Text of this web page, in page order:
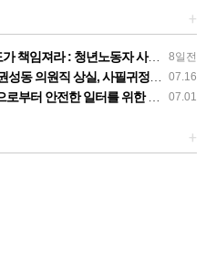
+
8일전
고의 철저한 진상규명과 재발방지 대책 마련하라
07.16
동 의원직 상실, 사필귀정이다
07.01
주노총 강원지역본부 폭염감시단 선포 기자회견
+